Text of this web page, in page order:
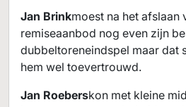
Jan Brinkmoest na het afslaan
remiseaanbod nog even zijn
dubbeltoreneindspel maar dat
hem wel toevertrouwd.
Jan Roeberskon met kleine